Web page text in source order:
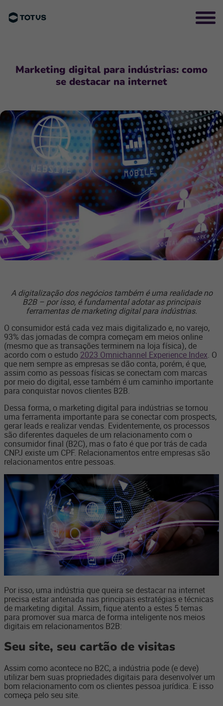
Marketing digital para indústrias: como
se destacar na internet
A digitalização dos negócios também é uma realidade no
B2B – por isso, é fundamental adotar as principais
ferramentas de marketing digital para indústrias.
O consumidor está cada vez mais digitalizado e, no varejo,
93% das jornadas de compra começam em meios online
(mesmo que as transações terminem na loja física), de
acordo com o estudo 2023 Omnichannel Experience Index. O
que nem sempre as empresas se dão conta, porém, é que,
assim como as pessoas físicas se conectam com marcas
por meio do digital, esse também é um caminho importante
para conquistar novos clientes B2B.
Dessa forma, o marketing digital para indústrias se tornou
uma ferramenta importante para se conectar com prospects,
gerar leads e realizar vendas. Evidentemente, os processos
são diferentes daqueles de um relacionamento com o
consumidor final (B2C), mas o fato é que por trás de cada
CNPJ existe um CPF. Relacionamentos entre empresas são
relacionamentos entre pessoas.
Por isso, uma indústria que queira se destacar na internet
precisa estar antenada nas principais estratégias e técnicas
de marketing digital. Assim, fique atento a estes 5 temas
para promover sua marca de forma inteligente nos meios
digitais em relacionamentos B2B:
Seu site, seu cartão de visitas
Assim como acontece no B2C, a indústria pode (e deve)
utilizar bem suas propriedades digitais para desenvolver um
bom relacionamento com os clientes pessoa jurídica. E isso
começa pelo seu site.